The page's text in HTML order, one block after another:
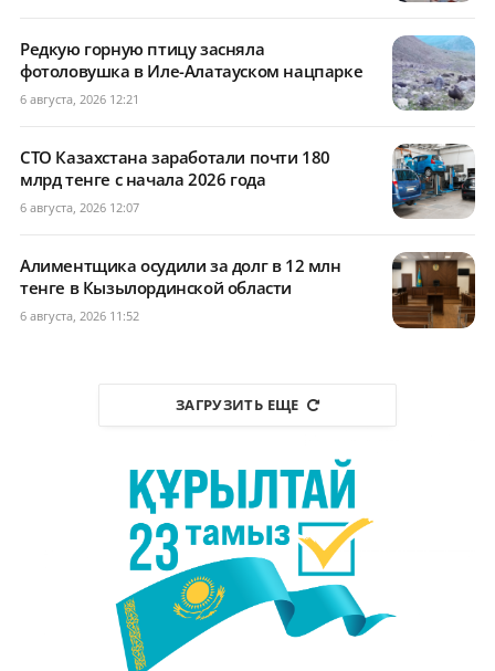
Редкую горную птицу засняла
фотоловушка в Иле-Алатауском нацпарке
6 августа, 2026 12:21
СТО Казахстана заработали почти 180
млрд тенге с начала 2026 года
6 августа, 2026 12:07
Алиментщика осудили за долг в 12 млн
тенге в Кызылординской области
6 августа, 2026 11:52
ЗАГРУЗИТЬ ЕЩЕ